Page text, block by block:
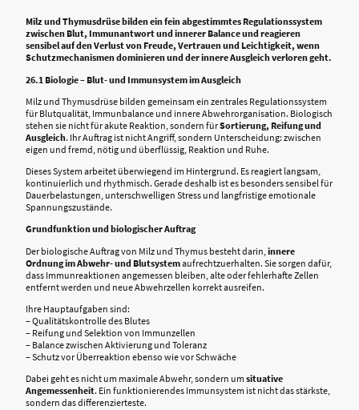
Milz und Thymusdrüse bilden ein fein abgestimmtes Regulationssystem
zwischen Blut, Immunantwort und innerer Balance und reagieren
sensibel auf den Verlust von Freude, Vertrauen und Leichtigkeit, wenn
Schutzmechanismen dominieren und der innere Ausgleich verloren geht.
26.1 Biologie – Blut- und Immunsystem im Ausgleich
Milz und Thymusdrüse bilden gemeinsam ein zentrales Regulationssystem
für Blutqualität, Immunbalance und innere Abwehrorganisation. Biologisch
stehen sie nicht für akute Reaktion, sondern fürSortierung, Reifung und
Ausgleich. Ihr Auftrag ist nicht Angriff, sondern Unterscheidung: zwischen
eigen und fremd, nötig und überflüssig, Reaktion und Ruhe.
Dieses System arbeitet überwiegend im Hintergrund. Es reagiert langsam,
kontinuierlich und rhythmisch. Gerade deshalb ist es besonders sensibel für
Dauerbelastungen, unterschwelligen Stress und langfristige emotionale
Spannungszustände.
Grundfunktion und biologischer Auftrag
Der biologische Auftrag von Milz und Thymus besteht darin, innere
Ordnung im Abwehr- und Blutsystemaufrechtzuerhalten. Sie sorgen dafür,
dass Immunreaktionen angemessen bleiben, alte oder fehlerhafte Zellen
entfernt werden und neue Abwehrzellen korrekt ausreifen.
Ihre Hauptaufgaben sind:
– Qualitätskontrolle des Blutes
– Reifung und Selektion von Immunzellen
– Balance zwischen Aktivierung und Toleranz
– Schutz vor Überreaktion ebenso wie vor Schwäche
Dabei geht es nicht um maximale Abwehr, sondern um situative
Angemessenheit. Ein funktionierendes Immunsystem ist nicht das stärkste,
sondern das differenzierteste.